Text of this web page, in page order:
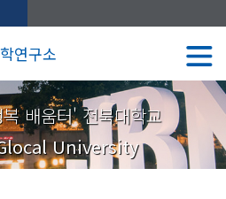
연구소
배움터' 전북대학교
University